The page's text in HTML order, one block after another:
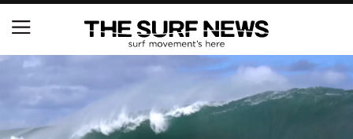
NSAと茅ヶ崎市が包括連携協定を締結 自治体との
協定は全国初、サーフィンを軸に地域活性化へ
【五十嵐カノア独占インタビュー】旧友レオ、ジャ
ックとの豪華プライベートセッション